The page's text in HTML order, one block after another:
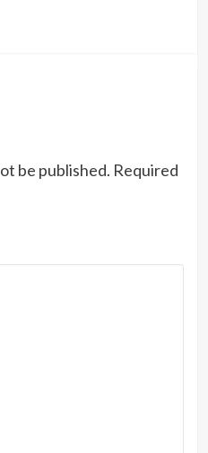
be published. Required